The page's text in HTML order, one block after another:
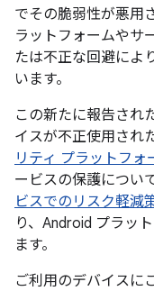
でその脆弱性が悪用
ラットフォームやサ
たは不正な回避によ
います。
この新たに報告され
イスが不正使用され
リティ プラットフォ
ービスの保護につい
ビスでのリスク軽減
り、Android プラッ
ます。
ご利用のデバイスに